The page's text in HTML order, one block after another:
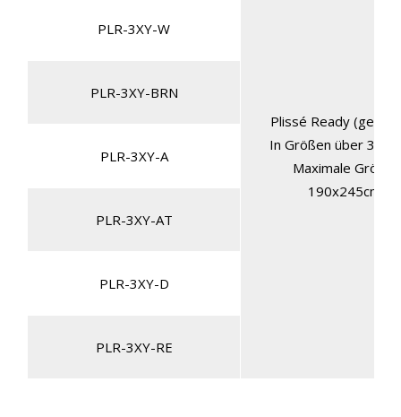
Plissé Ready
In Größen über 3,00
Maximale Größe:
190x245cm
PLR-3XY-W
PLR-3XY-BRN
PLR-3XY-A
PLR-3XY-AT
PLR-3XY-D
PLR-3XY-RE